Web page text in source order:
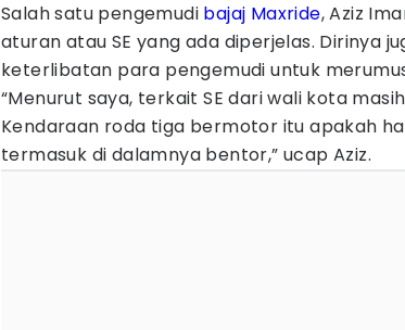
Salah satu pengemudi bajaj Maxride, Aziz
aturan atau SE yang ada diperjelas. Dirinya
keterlibatan para pengemudi untuk
“Menurut saya, terkait SE dari wali kota
Kendaraan roda tiga bermotor itu apakah
termasuk di dalamnya bentor,” ucap Aziz.